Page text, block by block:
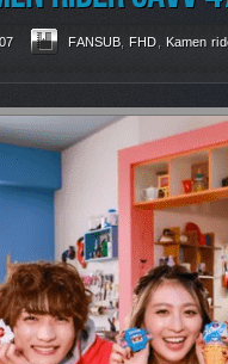
FANSUB FHD
Kamen